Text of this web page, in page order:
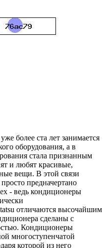
более ста лет занимается
оборудования, а в
стала признанным
и любят красивые,
вещи. В этой связи
предначертано
- ведь кондиционеры
отличаются высочайшим
сделаны с
Кондиционеры
многоступенчатой
которой из него